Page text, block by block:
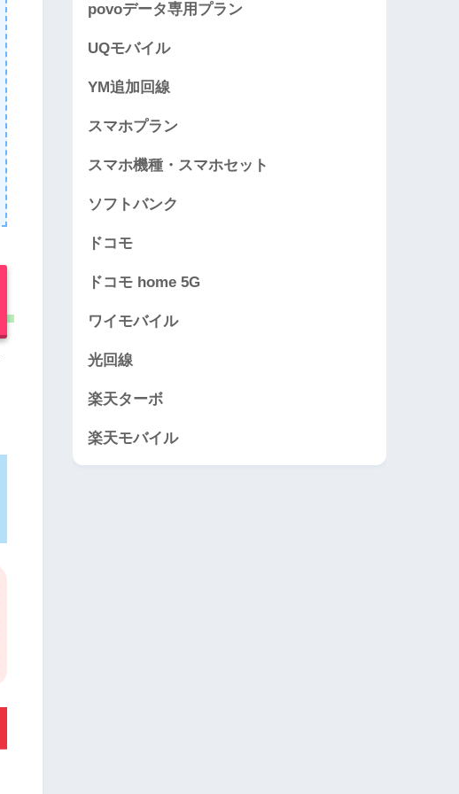
povoデータ専用プラン
UQモバイル
YM追加回線
スマホプラン
スマホ機種・スマホセット
ソフトバンク
ドコモ
ドコモ home 5G
ワイモバイル
光回線
楽天ターボ
楽天モバイル